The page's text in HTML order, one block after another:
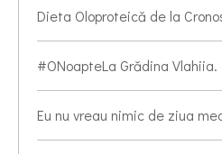
Dieta Oloproteică de la
#ONoapteLa Grădina
Eu nu vreau nimic de ziua